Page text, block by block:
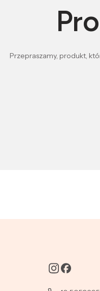
Przepraszamy, produkt,